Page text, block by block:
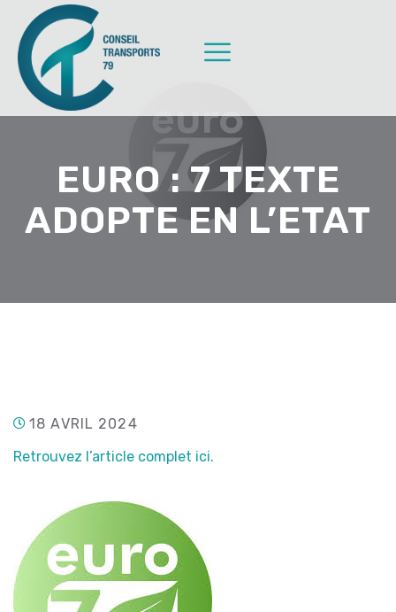
EURO : 7 TEXTE
ADOPTE EN L’ETAT
18 AVRIL 2024
Retrouvez l’article complet ici.